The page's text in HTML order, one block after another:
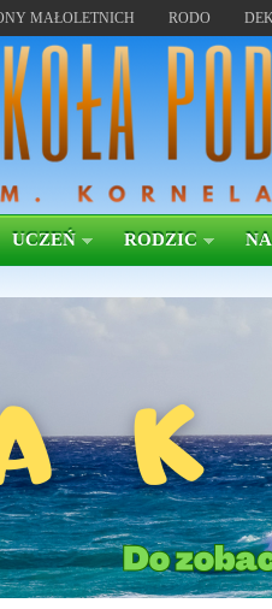
MAŁOLETNICH RODO
UCZEŃ RODZIC